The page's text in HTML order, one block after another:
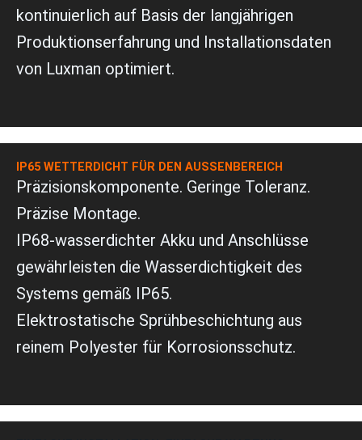
kontinuierlich auf Basis der langjährigen
Produktionserfahrung und Installationsdaten
von Luxman optimiert.
IP65 WETTERDICHT FÜR DEN AUSSENBEREICH
Präzisionskomponente. Geringe Toleranz.
Präzise Montage.
IP68-wasserdichter Akku und Anschlüsse
gewährleisten die Wasserdichtigkeit des
Systems gemäß IP65.
Elektrostatische Sprühbeschichtung aus
reinem Polyester für Korrosionsschutz.